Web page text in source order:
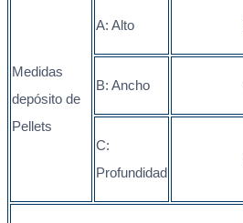
Medidas
depósito de
Pellets
A: Alto
B: Ancho
C:
Profundidad